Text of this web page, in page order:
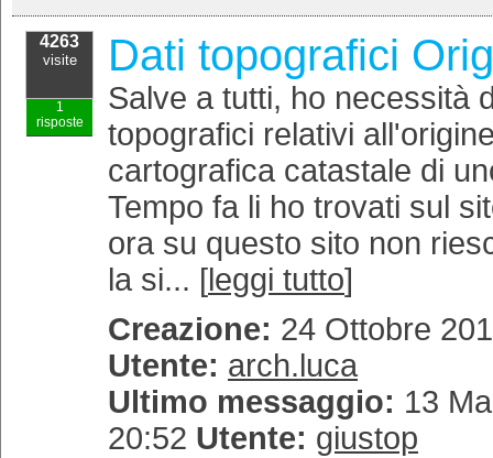
4263
visite
1
risposte
Dati topografici
Salve a tutti, ho necessità
topografici relativi
cartografica catastale di
Tempo fa li ho trovati sul
ora su questo sito non
la si... [ leggi tutto]
Creazione: 24 Ottobre
Utente: arch.luca
Ultimo messaggio: 13
20:52 Utente: giustop